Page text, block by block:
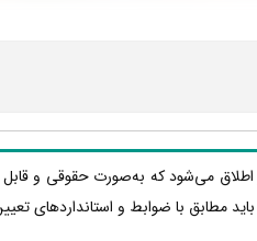
اطلاق می‌شود که به‌صورت حقوقی و قابل
باید مطابق با ضوابط و استانداردهای